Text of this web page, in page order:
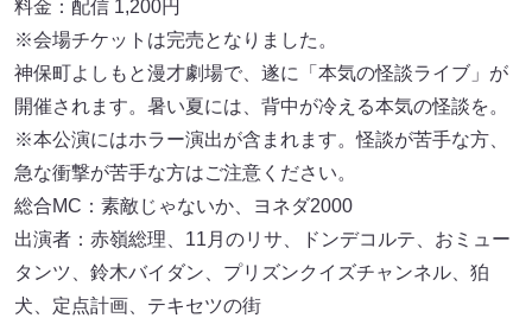
料金：配信 1,200円
※会場チケットは完売となりました。
神保町よしもと漫才劇場で、遂に「本気の怪談ライブ」が
開催されます。暑い夏には、背中が冷える本気の怪談を。
※本公演にはホラー演出が含まれます。怪談が苦手な方、
急な衝撃が苦手な方はご注意ください。
総合MC：素敵じゃないか、ヨネダ2000
出演者：赤嶺総理、11⽉のリサ、ドンデコルテ、おミュー
タンツ、鈴木バイダン、プリズンクイズチャンネル、狛
犬、定点計画、テキセツの街